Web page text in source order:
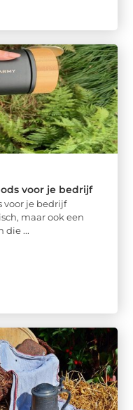
voor je bedrijf
voor je bedrijf
maar ook een
die ...